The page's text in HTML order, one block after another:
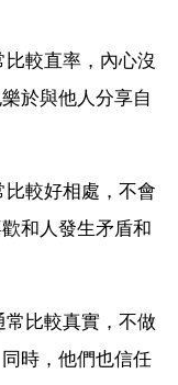
較直率，內心沒
於與他人分享自
較好相處，不會
和人發生矛盾和
比較真實，不做
時，他們也信任